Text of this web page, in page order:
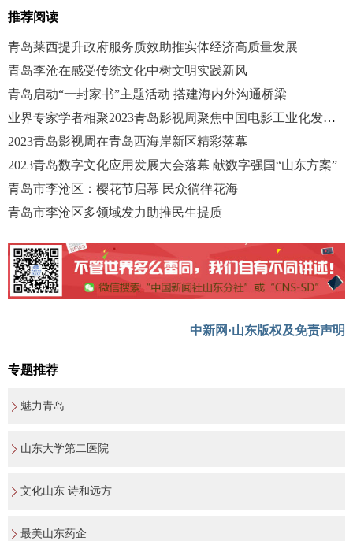
推荐阅读
青岛莱西提升政府服务质效助推实体经济高质量发展
青岛李沧在感受传统文化中树文明实践新风
青岛启动“一封家书”主题活动 搭建海内外沟通桥梁
业界专家学者相聚2023青岛影视周聚焦中国电影工业化发展趋势
2023青岛影视周在青岛西海岸新区精彩落幕
2023青岛数字文化应用发展大会落幕 献数字强国“山东方案”
青岛市李沧区：樱花节启幕 民众徜徉花海
青岛市李沧区多领域发力助推民生提质
中新网·山东版权及免责声明
专题推荐
魅力青岛
山东大学第二医院
文化山东 诗和远方
最美山东药企